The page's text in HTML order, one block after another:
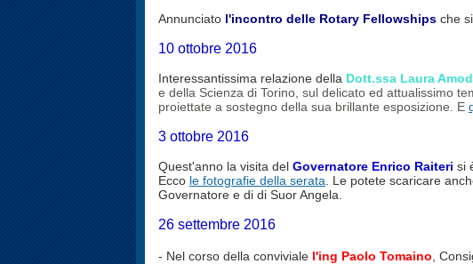
Annunciato l'incontro delle Rotary Fellowships che
10 ottobre 2016
Interessantissima relazione della Dott.ssa Laura
e della Scienza di Torino, sul delicato ed attualissimo
proiettate a sostegno della sua brillante esposizione. E
3 ottobre 2016
Quest'anno la visita del Governatore Enrico Raiteri si
Ecco le fotografie della serata . Le potete scaricare
Governatore e di di Suor Angela.
26 settembre 2016
- Nel corso della conviviale l'ing Paolo Tomaino ,